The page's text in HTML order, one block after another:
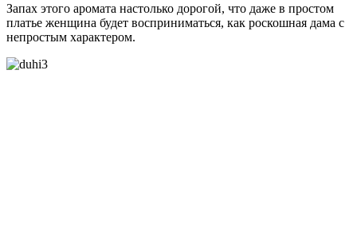
Запах этого аромата настолько дорогой, что даже в простом
платье женщина будет восприниматься, как роскошная дама с
непростым характером.